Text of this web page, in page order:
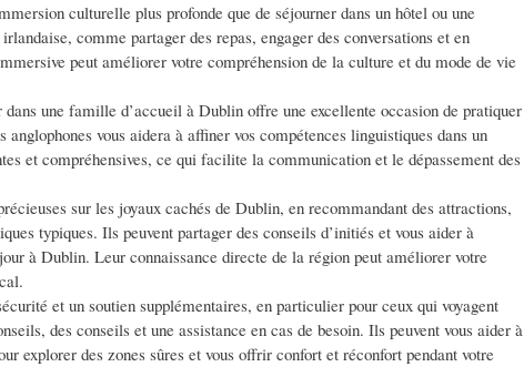
culturelle plus profonde que de séjourner dans un hôtel ou une
comme partager des repas, engager des conversations et en
peut améliorer votre compréhension de la culture et du mode de vie
une famille d’accueil à Dublin offre une excellente occasion de pratiquer
vous aidera à affiner vos compétences linguistiques dans un
et compréhensives, ce qui facilite la communication et le dépassement des
sur les joyaux cachés de Dublin, en recommandant des attractions,
typiques. Ils peuvent partager des conseils d’initiés et vous aider à
à Dublin. Leur connaissance directe de la région peut améliorer votre
et un soutien supplémentaires, en particulier pour ceux qui voyagent
des conseils et une assistance en cas de besoin. Ils peuvent vous aider à
explorer des zones sûres et vous offrir confort et réconfort pendant votre